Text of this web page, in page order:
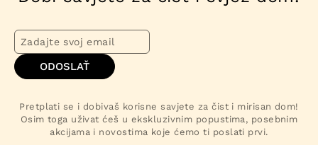
ODOSLAŤ
Pretplati se i dobivaš korisne savjete za čist i mirisan dom!
Osim toga uživat ćeš u ekskluzivnim popustima, posebnim
akcijama i novostima koje ćemo ti poslati prvi.